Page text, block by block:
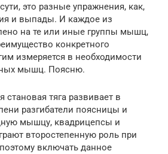
это разные упражнения, как,
и выпады. И каждое из
на те или иные группы мышц,
конкретного
измеряется в необходимости
мышц. Поясню.
становая тяга развивает в
разгибатели поясницы и
мышцу, квадрицепсы и
второстепенную роль при
включать данное